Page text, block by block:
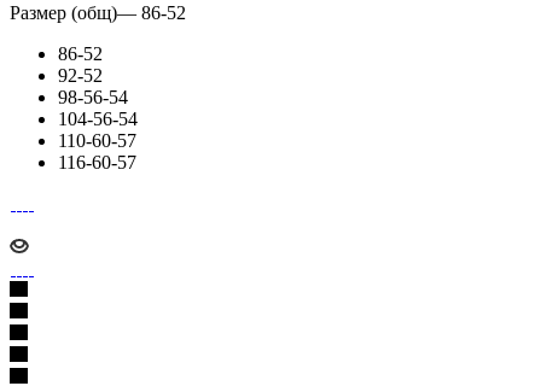
Размер (общ)— 86-52
86-52
92-52
98-56-54
104-56-54
110-60-57
116-60-57